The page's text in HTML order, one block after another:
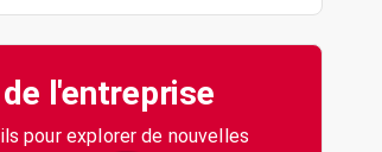
l'entreprise
pour explorer de nouvelles